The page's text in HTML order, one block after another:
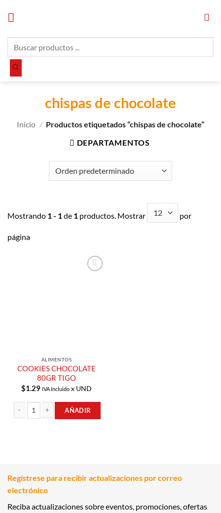
productos
chispas de chocolate
Inicio / Productos etiquetados “chispas de chocolate”
DEPARTAMENTOS
Mostrando 1 - 1 de 1 productos. Mostrar por
página
ALIMENTOS
COOKIES CHOCOLATE
80GR TIGO
$1.29 IVA Incluido x UND
AÑADIR
Regístrese para recibir actualizaciones por correo
electrónico
Reciba actualizaciones sobre eventos, promociones, ofertas